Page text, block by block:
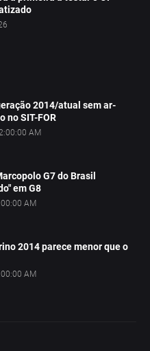
2014/atual sem ar-
no SIT-FOR
AM
G7 do Brasil
em G8
AM
2014 parece menor que o
AM